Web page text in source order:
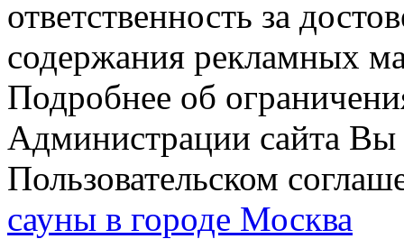
ответственность за
содержания рекламных
Подробнее об
Администрации сайта Вы
Пользовательском
сауны в городе Москва